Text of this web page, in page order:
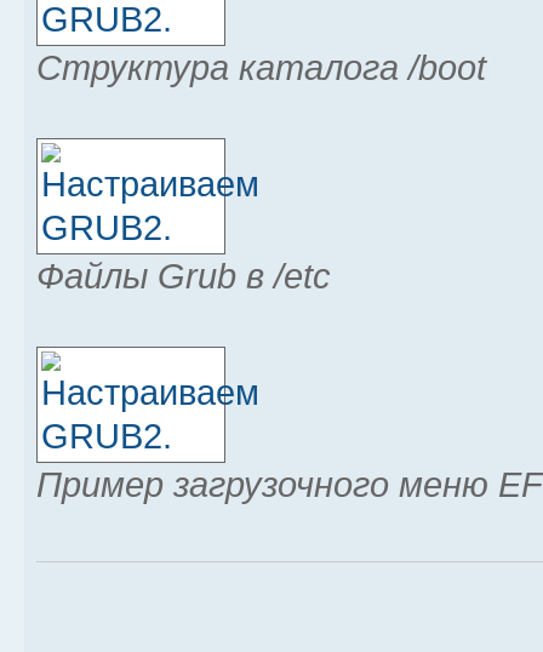
Структура каталога /boot
Файлы Grub в /etc
Пример загрузочного меню